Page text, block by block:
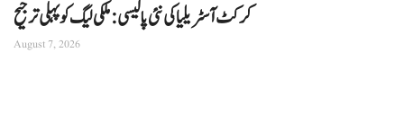
کرکٹ آسٹریلیا کی نئی پالیسی: ملکی لیگ کو پہلی ترجیح
August 7, 2026